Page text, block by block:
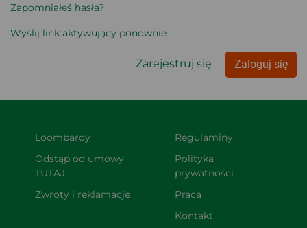
Zapomniałeś hasła?
Wyślij link aktywujący ponownie
Zarejestruj się Zaloguj się
Loombardy
Odstąp od umowy
TUTAJ
Zwroty i reklamacje
Regulaminy
Polityka
prywatności
Praca
Kontakt